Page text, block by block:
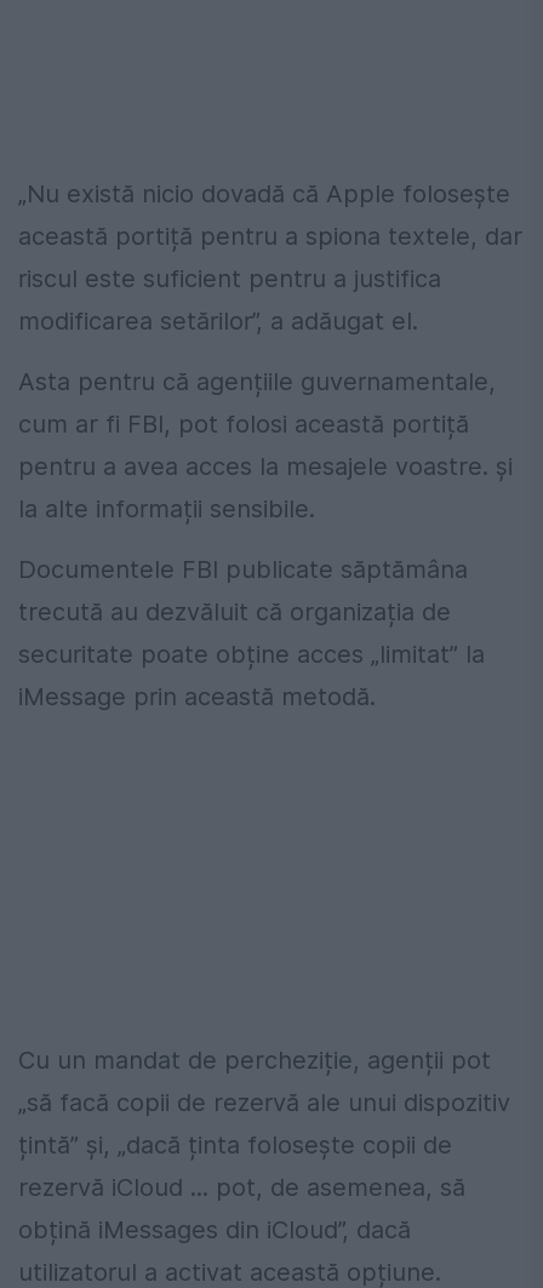
„Nu există nicio dovadă că Apple folosește
această portiță pentru a spiona textele, dar
riscul este suficient pentru a justifica
modificarea setărilor”, a adăugat el.
Asta pentru că agențiile guvernamentale,
cum ar fi FBI, pot folosi această portiță
pentru a avea acces la mesajele voastre. și
la alte informații sensibile.
Documentele FBI publicate săptămâna
trecută au dezvăluit că organizația de
securitate poate obține acces „limitat” la
iMessage prin această metodă.
Cu un mandat de percheziție, agenții pot
„să facă copii de rezervă ale unui dispozitiv
țintă” și, „dacă ținta folosește copii de
rezervă iCloud ... pot, de asemenea, să
obțină iMessages din iCloud”, dacă
utilizatorul a activat această opțiune.